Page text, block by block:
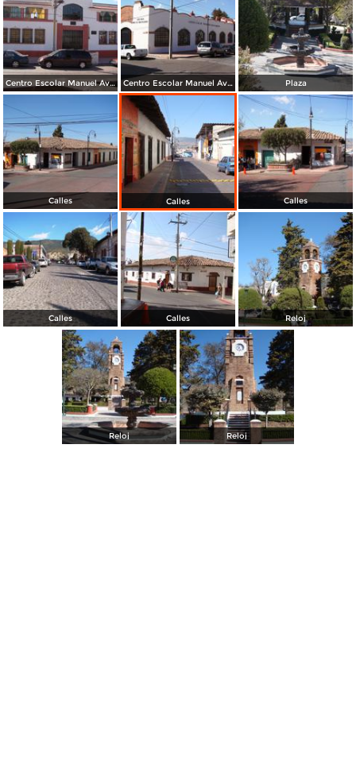
Centro Escolar Manuel Ávila Camacho Centro Escolar Manuel Ávila Camacho Plaza
Calles Calles Calles
Calles Calles Reloj
Reloj Reloj